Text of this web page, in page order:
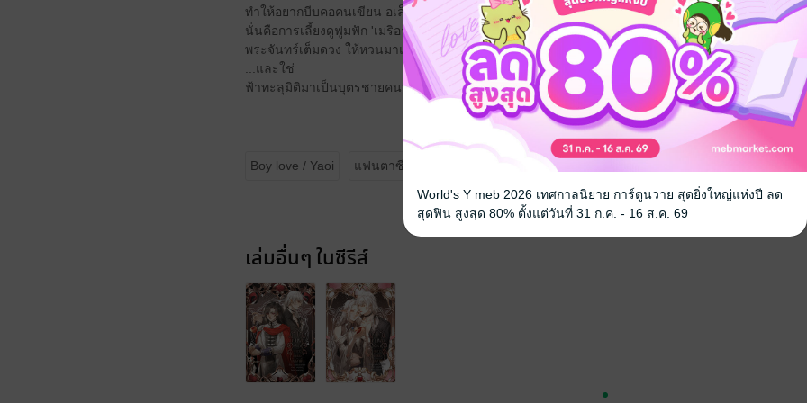
ทำให้อยากบีบคอคนเขียน อเล็กซ์ของเขาเลยกลายเป็นเครื่องสังเวยให้นิยายเดินไปสู่จุดจบ
นั่นคือการเลี้ยงดูฟูมฟัก 'เมริอา' บุตรชายผู้ยิ่งใหญ่ของจอมมารที่ถูกคำสาปให้ต้องปิดซ่อนเพศที่แท้จริง จะ
พระจันทร์เต็มดวง ให้หวนมาแก้แค้นแทนเผ่าปีศาจ...
...และใช่
ฟ้าทะลุมิติมาเป็นบุตรชายคนนั้นเอง
Boy love / Yaoi แฟนตาซี
เล่มอื่นๆ ในซีรีส์
World's Y meb 2026 เทศกาลนิยาย การ์ตูนวาย สุดยิ่งใหญ่แห่งปี ลด
สุดฟิน สูงสุด 80% ตั้งแต่วันที่ 31 ก.ค. - 16 ส.ค. 69